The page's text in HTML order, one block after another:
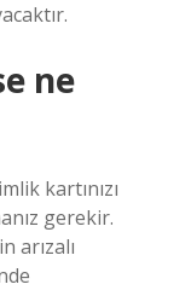
ne
kartınızı
gerekir.
arızalı